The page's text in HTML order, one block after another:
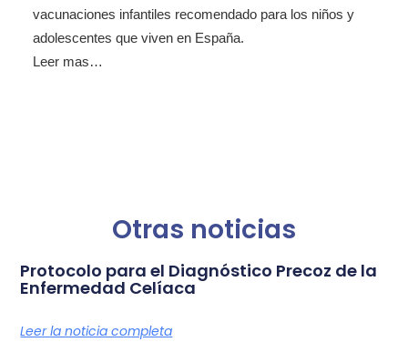
vacunaciones infantiles recomendado para los niños y
adolescentes que viven en España.
Leer mas…
Otras noticias
Protocolo para el Diagnóstico Precoz de la
Enfermedad Celíaca
Leer la noticia completa